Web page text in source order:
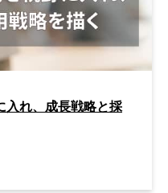
入れ、成長戦略と採